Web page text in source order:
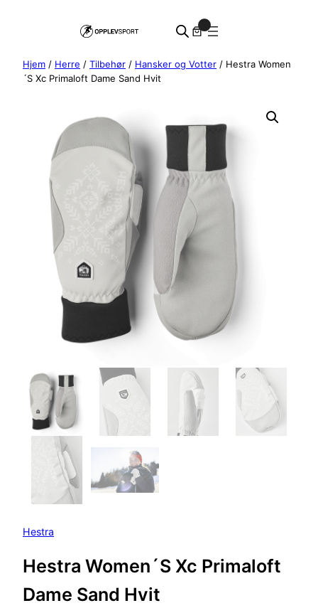
Hjem / Herre / Tilbehør / Hansker og Votter / Hestra Women
´S Xc Primaloft Dame Sand Hvit
Hestra
Hestra Women´S Xc Primaloft
Dame Sand Hvit